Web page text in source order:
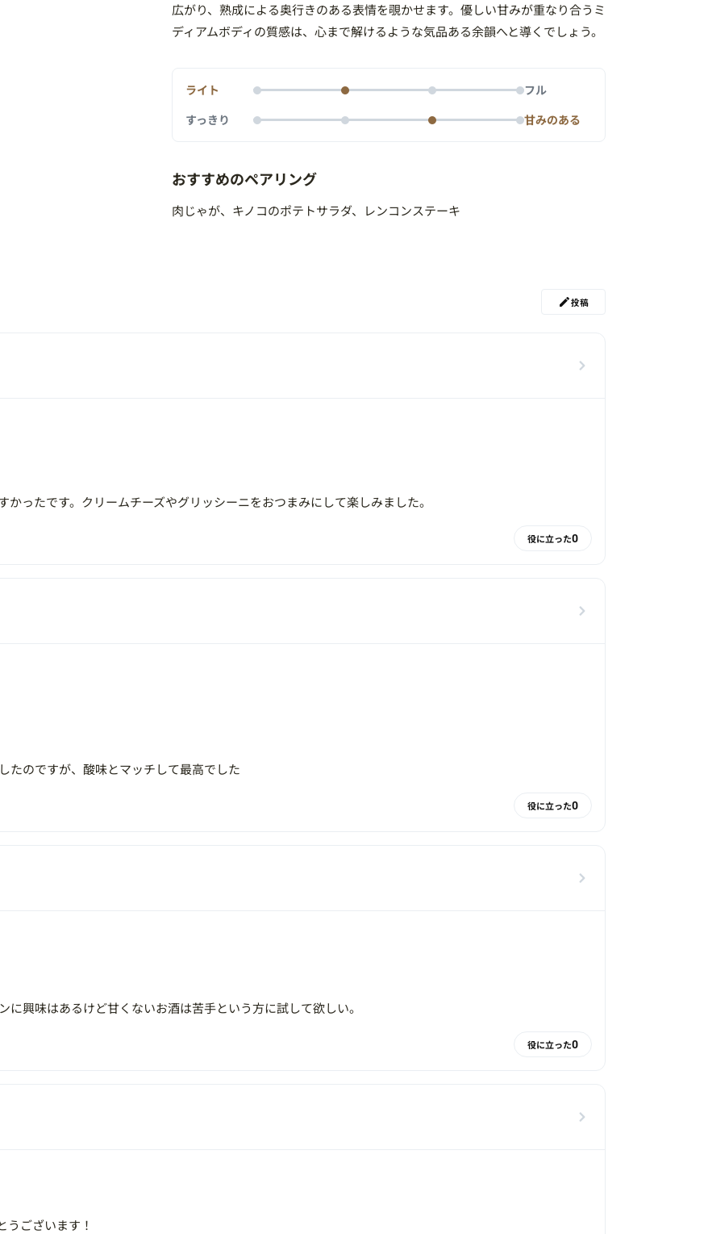
広がり、熟成による奥行きのある表情を覗かせます。優しい甘みが重なり合うミ
ディアムボディの質感は、心まで解けるような気品ある余韻へと導くでしょう。
ライト
フル
すっきり
甘みのある
おすすめのペアリング
肉じゃが、キノコのポテトサラダ、レンコンステーキ
投稿
ったです。クリームチーズやグリッシーニをおつまみにして楽しみました。
役に立った0
たのですが、酸味とマッチして最高でした
役に立った0
興味はあるけど甘くないお酒は苦手という方に試して欲しい。
役に立った0
うございます！